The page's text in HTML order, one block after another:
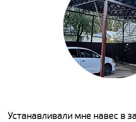
Устанавливали мне навес в